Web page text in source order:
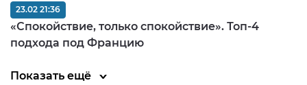
«Спокойствие, только спокойствие». Топ-4
подхода под Францию
23.02 21:36
Показать ещё